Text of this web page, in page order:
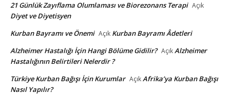
21 Günlük Zayıflama Olumlaması ve Biorezonans Terapi Açık
Diyet ve Diyetisyen
Kurban Bayramı ve Önemi Açık Kurban Bayramı Âdetleri
Alzheimer Hastalığı İçin Hangi Bölüme Gidilir? AçıkAlzheimer
Hastalığının Belirtileri Nelerdir ?
Türkiye Kurban Bağışı İçin Kurumlar AçıkAfrika’ya Kurban Bağışı
Nasıl Yapılır?